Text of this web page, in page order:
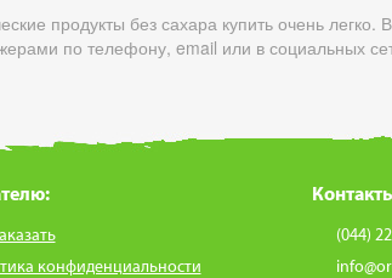
продукты без сахара купить очень
по телефону, email или в социальных
конфиденциальности
(044)